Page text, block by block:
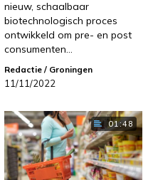
nieuw, schaalbaar
biotechnologisch proces
ontwikkeld om pre- en post
consumenten…
Redactie / Groningen
11/11/2022
01:48